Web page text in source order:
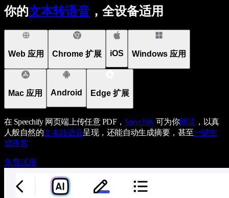
你的文本转语音 ，全设备适用
Web 应用 Chrome 扩展 iOS Windows 应用
Mac 应用 Android Edge 扩展
在 Speechify 网页端上传任意 PDF， Speechify可为你朗读，以真
人般自然的文本转语音呈现，还能自动生成摘要，甚至一键生
成播客
免费试用